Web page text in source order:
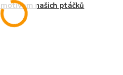
motivem našich ptáčků